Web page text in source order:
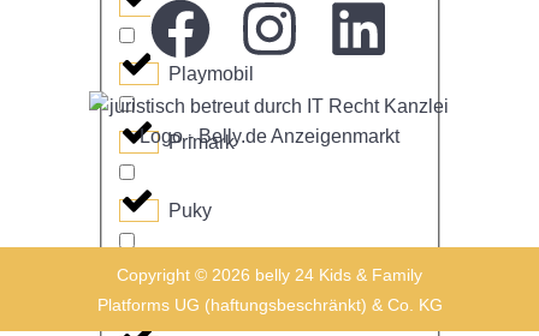
NUK
Playmobil
Primark
Puky
Pusteblume
Copyright © 2026 belly 24 Kids & Family
Platforms UG (haftungsbeschränkt) & Co. KG